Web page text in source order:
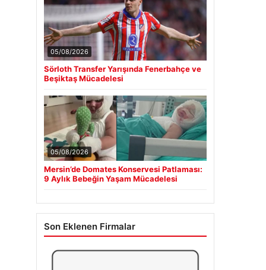
05/08/2026
Sörloth Transfer Yarışında Fenerbahçe ve
Beşiktaş Mücadelesi
05/08/2026
Mersin’de Domates Konservesi Patlaması:
9 Aylık Bebeğin Yaşam Mücadelesi
Son Eklenen Firmalar